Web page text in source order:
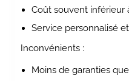
Coût souvent inférieur
Service personnalisé
Inconvénients :
Moins de garanties